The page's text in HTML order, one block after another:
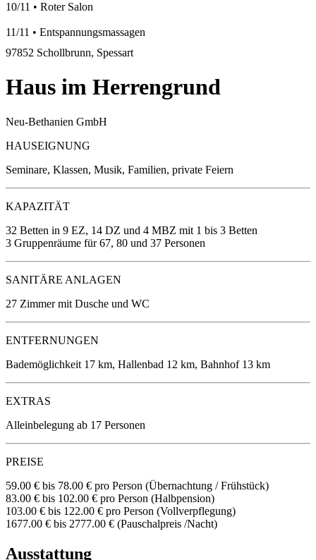
10/11 • Roter Salon
11/11 • Entspannungsmassagen
97852 Schollbrunn, Spessart
Haus im Herrengrund
Neu-Bethanien GmbH
HAUSEIGNUNG
Seminare, Klassen, Musik, Familien, private Feiern
KAPAZITÄT
32 Betten in 9 EZ, 14 DZ und 4 MBZ mit 1 bis 3 Betten
3 Gruppenräume für 67, 80 und 37 Personen
SANITÄRE ANLAGEN
27 Zimmer mit Dusche und WC
ENTFERNUNGEN
Bademöglichkeit 17 km, Hallenbad 12 km, Bahnhof 13 km
EXTRAS
Alleinbelegung ab 17 Personen
PREISE
59.00 € bis 78.00 € pro Person (Übernachtung / Frühstück)
83.00 € bis 102.00 € pro Person (Halbpension)
103.00 € bis 122.00 € pro Person (Vollverpflegung)
1677.00 € bis 2777.00 € (Pauschalpreis /Nacht)
Ausstattung